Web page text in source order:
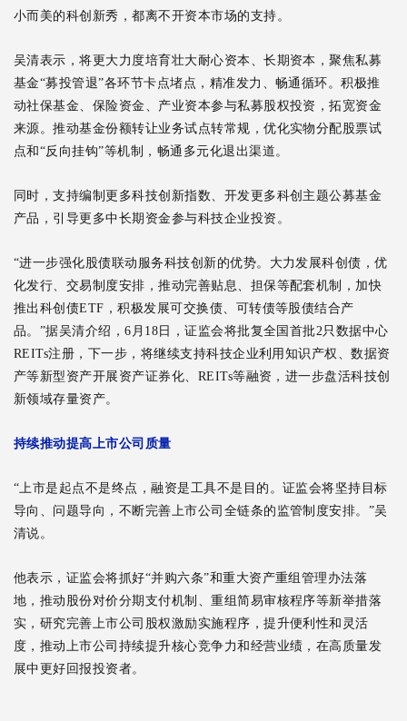
小而美的科创新秀，都离不开资本市场的支持。
吴清表示，将更大力度培育壮大耐心资本、长期资本，聚焦私募
基金“募投管退”各环节卡点堵点，精准发力、畅通循环。积极推
动社保基金、保险资金、产业资本参与私募股权投资，拓宽资金
来源。推动基金份额转让业务试点转常规，优化实物分配股票试
点和“反向挂钩”等机制，畅通多元化退出渠道。
同时，支持编制更多科技创新指数、开发更多科创主题公募基金
产品，引导更多中长期资金参与科技企业投资。
“进一步强化股债联动服务科技创新的优势。大力发展科创债，优
化发行、交易制度安排，推动完善贴息、担保等配套机制，加快
推出科创债ETF，积极发展可交换债、可转债等股债结合产
品。”据吴清介绍，6月18日，证监会将批复全国首批2只数据中心
REITs注册，下一步，将继续支持科技企业利用知识产权、数据资
产等新型资产开展资产证券化、REITs等融资，进一步盘活科技创
新领域存量资产。
持续推动提高上市公司质量
“上市是起点不是终点，融资是工具不是目的。证监会将坚持目标
导向、问题导向，不断完善上市公司全链条的监管制度安排。”吴
清说。
他表示，证监会将抓好“并购六条”和重大资产重组管理办法落
地，推动股份对价分期支付机制、重组简易审核程序等新举措落
实，研究完善上市公司股权激励实施程序，提升便利性和灵活
度，推动上市公司持续提升核心竞争力和经营业绩，在高质量发
展中更好回报投资者。